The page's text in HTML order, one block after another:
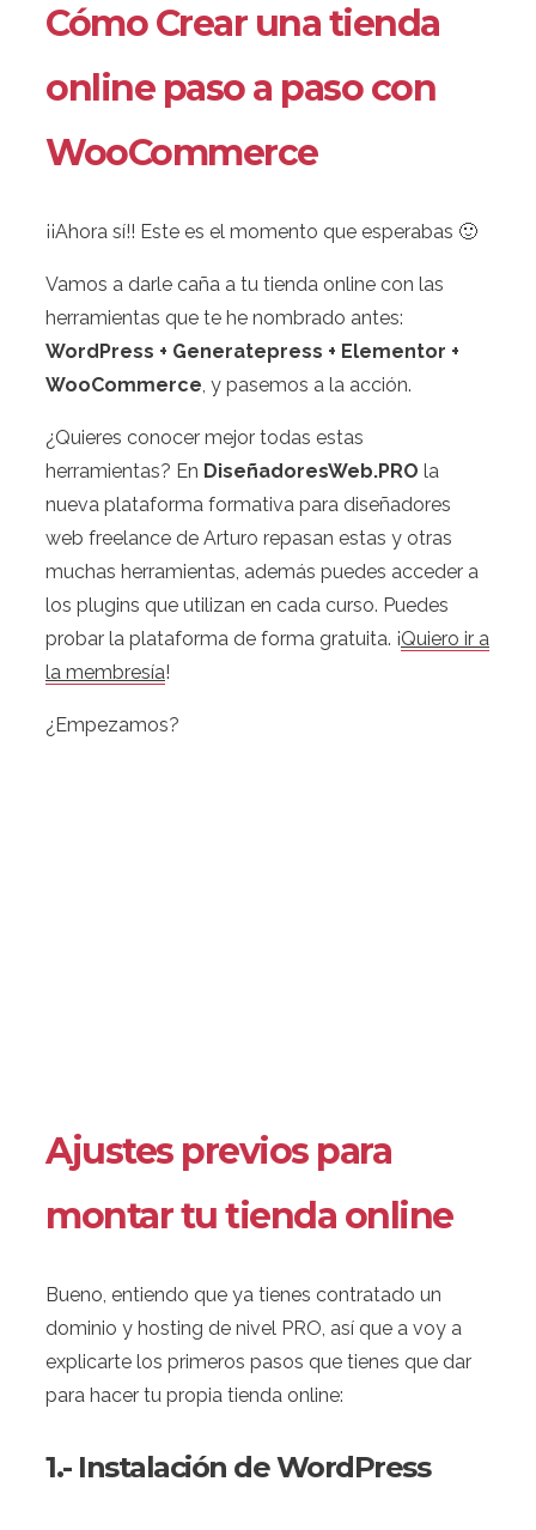
Cómo Crear una tienda
online paso a paso con
WooCommerce
¡¡Ahora sí!! Este es el momento que esperabas 🙂
Vamos a darle caña a tu tienda online con las
herramientas que te he nombrado antes:
WordPress + Generatepress + Elementor +
WooCommerce, y pasemos a la acción.
¿Quieres conocer mejor todas estas
herramientas? En DiseñadoresWeb.PRO la
nueva plataforma formativa para diseñadores
web freelance de Arturo repasan estas y otras
muchas herramientas, además puedes acceder a
los plugins que utilizan en cada curso. Puedes
probar la plataforma de forma gratuita. ¡Quiero ir a
la membresía!
¿Empezamos?
Ajustes previos para
montar tu tienda online
Bueno, entiendo que ya tienes contratado un
dominio y hosting de nivel PRO, así que a voy a
explicarte los primeros pasos que tienes que dar
para hacer tu propia tienda online:
1.- Instalación deWordPress